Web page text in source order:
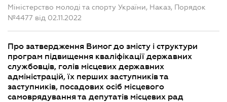
Міністерство молоді та спорту України, Наказ, Порядок
№4477 від 02.11.2022
Про затвердження Вимог до змісту і структури
програм підвищення кваліфікації державних
службовців, голів місцевих державних
адміністрацій, їх перших заступників та
заступників, посадових осіб місцевого
самоврядування та депутатів місцевих рад